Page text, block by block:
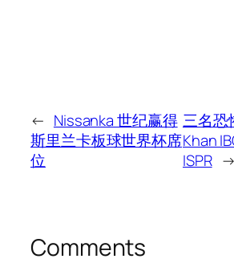
← Nissanka 世纪赢得
斯里兰卡板球世界杯席
位
三名恐
Khan
ISPR →
Comments